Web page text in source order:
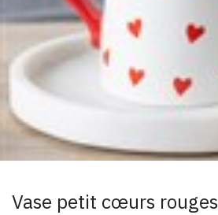
Vase petit cœurs rouges